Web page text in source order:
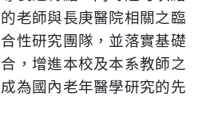
老師與長庚醫院相關之臨
性研究團隊，並落實基礎
，增進本校及本系教師之
為國內老年醫學研究的先